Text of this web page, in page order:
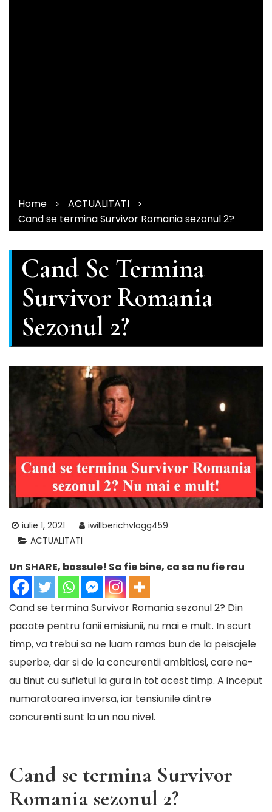
Home
ACTUALITATI
Cand se termina Survivor Romania sezonul 2?
Cand Se Termina
Survivor Romania
Sezonul 2?
iulie 1, 2021
iwillberichvlogg459
ACTUALITATI
Un SHARE, bossule! Sa fie bine, ca sa nu fie rau
Cand se termina Survivor Romania sezonul 2? Din
pacate pentru fanii emisiunii, nu mai e mult. In scurt
timp, va trebui sa ne luam ramas bun de la peisajele
superbe, dar si de la concurentii ambitiosi, care ne-
au tinut cu sufletul la gura in tot acest timp. A inceput
numaratoarea inversa, iar tensiunile dintre
concurenti sunt la un nou nivel.
Cand se termina Survivor
Romania sezonul 2?